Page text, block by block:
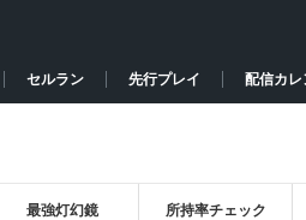
セルラン 先行プレイ 配信カ
最強灯幻鏡 所持率チェック